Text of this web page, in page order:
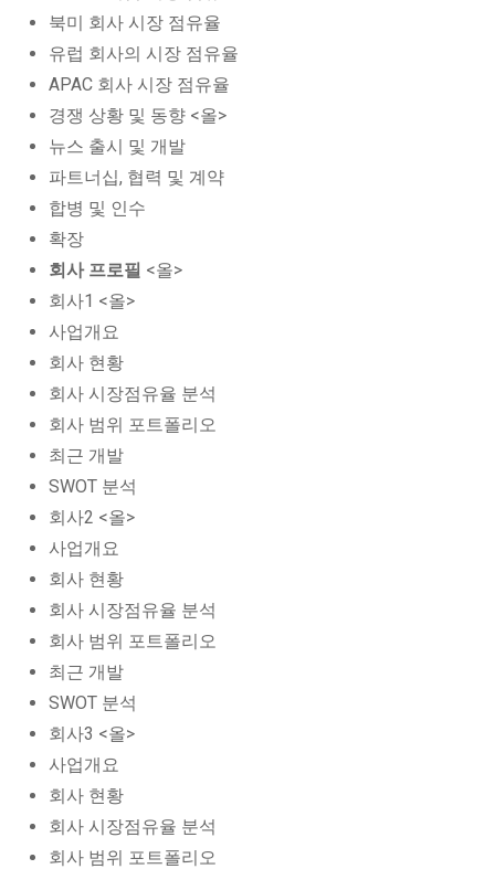
북미 회사 시장 점유율
유럽 회사의 시장 점유율
APAC 회사 시장 점유율
경쟁 상황 및 동향 <올>
뉴스 출시 및 개발
파트너십, 협력 및 계약
합병 및 인수
확장
회사 프로필 <올>
회사1 <올>
사업개요
회사 현황
회사 시장점유율 분석
회사 범위 포트폴리오
최근 개발
SWOT 분석
회사2 <올>
사업개요
회사 현황
회사 시장점유율 분석
회사 범위 포트폴리오
최근 개발
SWOT 분석
회사3 <올>
사업개요
회사 현황
회사 시장점유율 분석
회사 범위 포트폴리오